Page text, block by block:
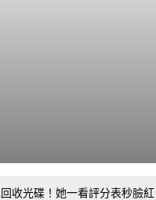
收光碟！她一看評分表秒臉